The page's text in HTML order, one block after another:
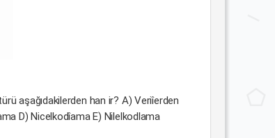
aşağıdakilerden han ir? A) Veriîerden
D) Nicelkodîama E) Nilelkodlama